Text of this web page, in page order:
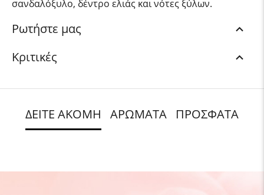
σανδαλόξυλο, δέντρο ελιάς και νότες ξύλων.
Ρωτήστε μας
Κριτικές
ΔΕΙΤΕ ΑΚΟΜΗ ΑΡΩΜΑΤΑ ΠΡΟΣΦΑΤΑ